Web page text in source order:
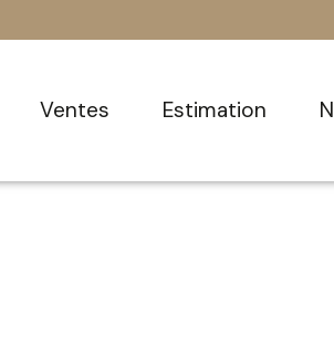
ventes estimation